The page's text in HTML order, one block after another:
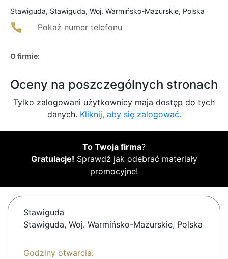
Stawiguda, Stawiguda, Woj. Warmińsko-Mazurskie, Polska
Pokaż numer telefonu
O firmie:
Oceny na poszczególnych stronach
Tylko zalogowani użytkownicy maja dostęp do tych
danych. Kliknij, aby się zalogować.
To Twoja firma?
Gratulacje! Sprawdź jak odebrać materiały
promocyjne!
Stawiguda
Stawiguda, Woj. Warmińsko-Mazurskie, Polska
Godziny otwarcia: